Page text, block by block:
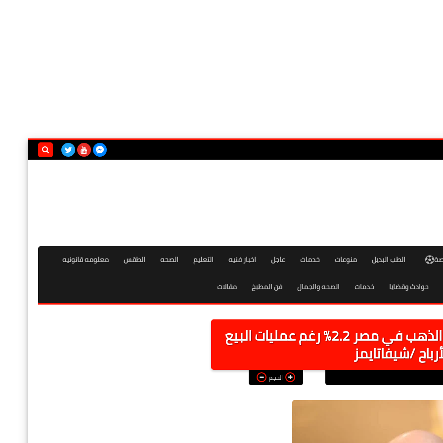
الطب البديل منوعات خدمات عاجل اخبار فنيه التعليم الصحه الطقس معلومه قانونيه
حوادث وقضايا خدمات الصحه والجمال فن المطبخ مقالات
شعبة الذهب والمعادن : ارتفاع الذهب في مصر 2.2% رغم عمليات البيع
/شيفاتايمز
الحجم